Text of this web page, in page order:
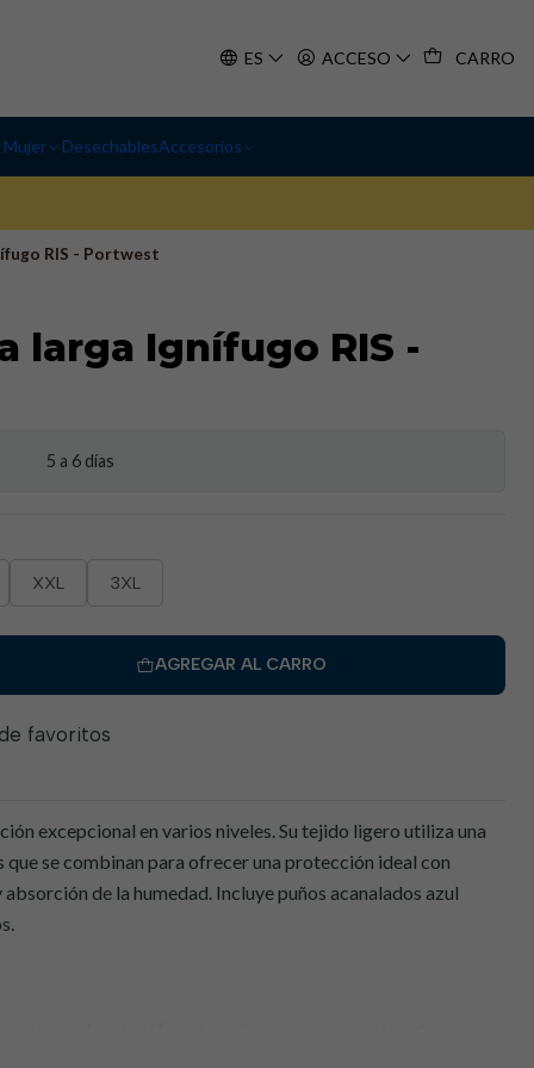
ES ACCESO CARRO
Mujer DesechablesAccesorios
RIS - Portwest
larga Ignífugo RIS -
5 a 6 días
XXL 3XL
AGREGAR AL CARRO
favoritos
excepcional en varios niveles. Su tejido ligero utiliza una
se combinan para ofrecer una protección ideal con
de la humedad. Incluye puños acanalados azul